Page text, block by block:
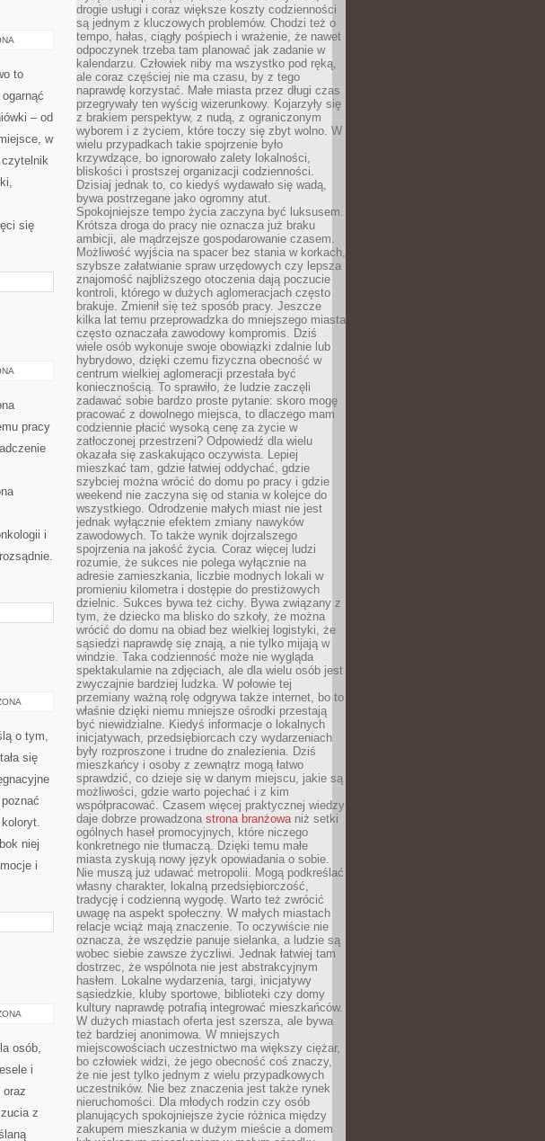
to
– od
w
czytelnik
się
pracy
i
o tym,
się
niej
i
osób,
i
z
drogie usługi i coraz większe koszty codzienności
są jednym z kluczowych problemów. Chodzi też o
tempo, hałas, ciągły pośpiech i wrażenie, że nawet
odpoczynek trzeba tam planować jak zadanie w
kalendarzu. Człowiek niby ma wszystko pod ręką,
ale coraz częściej nie ma czasu, by z tego
naprawdę korzystać. Małe miasta przez długi czas
przegrywały ten wyścig wizerunkowy. Kojarzyły się
z brakiem perspektyw, z nudą, z ograniczonym
wyborem i z życiem, które toczy się zbyt wolno. W
wielu przypadkach takie spojrzenie było
krzywdzące, bo ignorowało zalety lokalności,
bliskości i prostszej organizacji codzienności.
Dzisiaj jednak to, co kiedyś wydawało się wadą,
bywa postrzegane jako ogromny atut.
Spokojniejsze tempo życia zaczyna być luksusem.
Krótsza droga do pracy nie oznacza już braku
ambicji, ale mądrzejsze gospodarowanie czasem.
Możliwość wyjścia na spacer bez stania w korkach,
szybsze załatwianie spraw urzędowych czy lepsza
znajomość najbliższego otoczenia dają poczucie
kontroli, którego w dużych aglomeracjach często
brakuje. Zmienił się też sposób pracy. Jeszcze
kilka lat temu przeprowadzka do mniejszego miasta
często oznaczała zawodowy kompromis. Dziś
wiele osób wykonuje swoje obowiązki zdalnie lub
hybrydowo, dzięki czemu fizyczna obecność w
centrum wielkiej aglomeracji przestała być
koniecznością. To sprawiło, że ludzie zaczęli
zadawać sobie bardzo proste pytanie: skoro mogę
pracować z dowolnego miejsca, to dlaczego mam
codziennie płacić wysoką cenę za życie w
zatłoczonej przestrzeni? Odpowiedź dla wielu
okazała się zaskakująco oczywista. Lepiej
mieszkać tam, gdzie łatwiej oddychać, gdzie
szybciej można wrócić do domu po pracy i gdzie
weekend nie zaczyna się od stania w kolejce do
wszystkiego. Odrodzenie małych miast nie jest
jednak wyłącznie efektem zmiany nawyków
zawodowych. To także wynik dojrzalszego
spojrzenia na jakość życia. Coraz więcej ludzi
rozumie, że sukces nie polega wyłącznie na
adresie zamieszkania, liczbie modnych lokali w
promieniu kilometra i dostępie do prestiżowych
dzielnic. Sukces bywa też cichy. Bywa związany z
tym, że dziecko ma blisko do szkoły, że można
wrócić do domu na obiad bez wielkiej logistyki, że
sąsiedzi naprawdę się znają, a nie tylko mijają w
windzie. Taka codzienność może nie wygląda
spektakularnie na zdjęciach, ale dla wielu osób jest
zwyczajnie bardziej ludzka. W połowie tej
przemiany ważną rolę odgrywa także internet, bo to
właśnie dzięki niemu mniejsze ośrodki przestają
być niewidzialne. Kiedyś informacje o lokalnych
inicjatywach, przedsiębiorcach czy wydarzeniach
były rozproszone i trudne do znalezienia. Dziś
mieszkańcy i osoby z zewnątrz mogą łatwo
sprawdzić, co dzieje się w danym miejscu, jakie są
możliwości, gdzie warto pojechać i z kim
współpracować. Czasem więcej praktycznej wiedzy
daje dobrze prowadzona strona branżowaniż setki
ogólnych haseł promocyjnych, które niczego
konkretnego nie tłumaczą. Dzięki temu małe
miasta zyskują nowy język opowiadania o sobie.
Nie muszą już udawać metropolii. Mogą podkreślać
własny charakter, lokalną przedsiębiorczość,
tradycję i codzienną wygodę. Warto też zwrócić
uwagę na aspekt społeczny. W małych miastach
relacje wciąż mają znaczenie. To oczywiście nie
oznacza, że wszędzie panuje sielanka, a ludzie są
wobec siebie zawsze życzliwi. Jednak łatwiej tam
dostrzec, że wspólnota nie jest abstrakcyjnym
hasłem. Lokalne wydarzenia, targi, inicjatywy
sąsiedzkie, kluby sportowe, biblioteki czy domy
kultury naprawdę potrafią integrować mieszkańców.
W dużych miastach oferta jest szersza, ale bywa
też bardziej anonimowa. W mniejszych
miejscowościach uczestnictwo ma większy ciężar,
bo człowiek widzi, że jego obecność coś znaczy,
że nie jest tylko jednym z wielu przypadkowych
uczestników. Nie bez znaczenia jest także rynek
nieruchomości. Dla młodych rodzin czy osób
planujących spokojniejsze życie różnica między
zakupem mieszkania w dużym mieście a domem